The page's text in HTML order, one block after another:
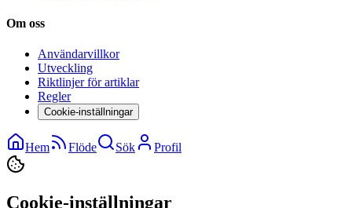
Om oss
Användarvillkor
Utveckling
Riktlinjer för artiklar
Regler
Cookie-inställningar
Hem Flöde Sök Profil
Cookie-inställningar